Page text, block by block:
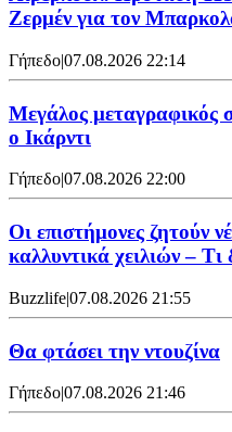
Ζερμέν για τον
Γήπεδο|07.08.2026 22:14
Μεγάλος μεταγραφικός
ο Ικάρντι
Γήπεδο|07.08.2026 22:00
Οι επιστήμονες ζητούν
καλλυντικά χειλιών – Τι
Buzzlife|07.08.2026 21:55
Θα φτάσει την ντουζίνα
Γήπεδο|07.08.2026 21:46